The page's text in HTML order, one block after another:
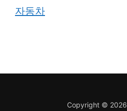
자동차
Copyright © 2026